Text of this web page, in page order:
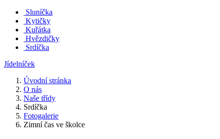
Sluníčka
Kytičky
Kuřátka
Hvězdičky
Srdíčka
Jídelníček
Úvodní stránka
O nás
Naše třídy
Srdíčka
Fotogalerie
Zimní čas ve školce